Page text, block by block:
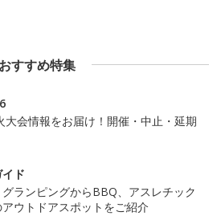
おすすめ特集
大会情報をお届け！開催・中止・延期
ド
ランピングからBBQ、アスレチック
ウトドアスポットをご紹介